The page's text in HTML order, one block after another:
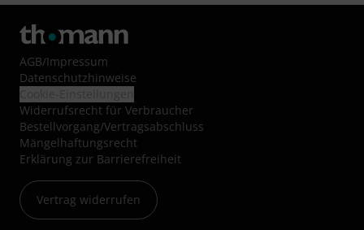
AGB/Impressum
Datenschutzhinweise
Widerrufsrecht für Verbraucher
Bestellvorgang/Vertragsabschluss
Mängelhaftungsrecht
Erklärung zur Barrierefreiheit
Vertrag widerrufen